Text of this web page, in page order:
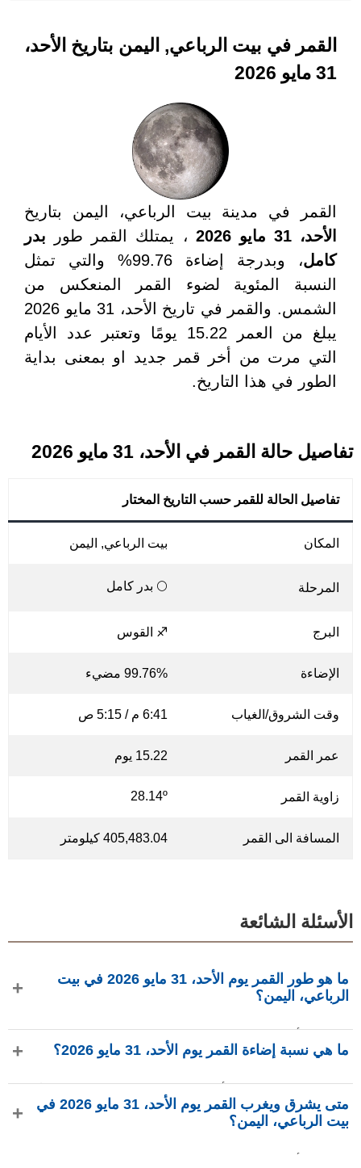
القمر في بيت الرباعي, اليمن بتاريخ الأحد،
31 مايو 2026
القمر في مدينة بيت الرباعي، اليمن بتاريخ
الأحد، 31 مايو 2026
، يمتلك القمر طور بدر
كامل
، وبدرجة إضاءة 99.76% والتي تمثل
النسبة المئوية لضوء القمر المنعكس من
الشمس. والقمر في تاريخ الأحد، 31 مايو 2026
يبلغ من العمر 15.22 يومًا وتعتبر عدد الأيام
التي مرت من أخر قمر جديد او بمعنى بداية
الطور في هذا التاريخ.
تفاصيل حالة القمر في الأحد، 31 مايو 2026
تفاصيل الحالة للقمر حسب التاريخ المختار
المكان بيت الرباعي, اليمن
المرحلة 🌕 بدر كامل
البرج ♐ القوس
الإضاءة 99.76% مضيء
وقت الشروق/الغياب 6:41 م / 5:15 ص
عمر القمر 15.22 يوم
زاوية القمر 28.14º
المسافة الى القمر 405,483.04 كيلومتر
الأسئلة الشائعة
ما هو طور القمر يوم الأحد، 31 مايو 2026 في بيت
الرباعي، اليمن؟
طور بدر كامل بإضاءة 99.76%، عمره 15.22 يومًا، ويقع في
ما هي نسبة إضاءة القمر يوم الأحد، 31 مايو 2026؟
phasesmoon.com.
متى يشرق ويغرب القمر يوم الأحد، 31 مايو 2026 في
بيت الرباعي، اليمن؟